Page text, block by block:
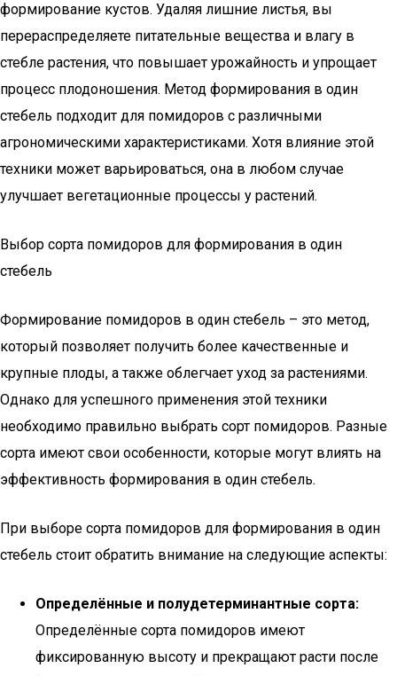
формирование кустов. Удаляя лишние листья, вы
перераспределяете питательные вещества и влагу в
стебле растения, что повышает урожайность и упрощает
процесс плодоношения. Метод формирования в один
стебель подходит для помидоров с различными
агрономическими характеристиками. Хотя влияние этой
техники может варьироваться, она в любом случае
улучшает вегетационные процессы у растений.
Выбор сорта помидоров для формирования в один
стебель
Формирование помидоров в один стебель – это метод,
который позволяет получить более качественные и
крупные плоды, а также облегчает уход за растениями.
Однако для успешного применения этой техники
необходимо правильно выбрать сорт помидоров. Разные
сорта имеют свои особенности, которые могут влиять на
эффективность формирования в один стебель.
При выборе сорта помидоров для формирования в один
стебель стоит обратить внимание на следующие аспекты:
Определённые и полудетерминантные сорта:
Определённые сорта помидоров имеют
фиксированную высоту и прекращают расти после